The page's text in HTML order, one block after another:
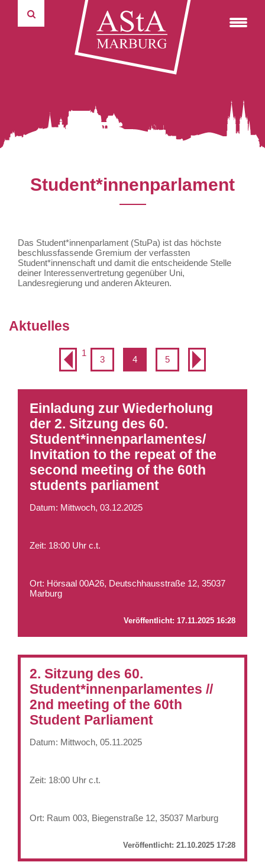
Fahrradverleihsystem
Kulturticket
Autonome Tutorien
studentische und universitäre Selbstverwaltung
Informations- & Kommunikationstechnik
75 Jahre marburger Politikwissenschaft
autonome Tutorien
Pressemitteilungen
Reader & weiterer Lesestoff
Satzungen und Ordnungen
Student*innenparlament
Das Student*innenparlament (StuPa) ist das höchste
beschlussfassende Gremium der verfassten
Student*innenschaft und damit die entscheidende Stelle
deiner Interessenvertretung gegenüber Uni,
Landesregierung und anderen Akteuren.
Aktuelles
1
3 4 5
Einladung zur Wiederholung
der 2. Sitzung des 60.
Student*innenparlamentes/
Invitation to the repeat of the
second meeting of the 60th
students parliament
Datum: Mittwoch, 03.12.2025
Zeit: 18:00 Uhr c.t.
Ort: Hörsaal 00A26, Deutschhausstraße 12, 35037
Marburg
Veröffentlicht: 17.11.2025 16:28
2. Sitzung des 60.
Student*innenparlamentes //
2nd meeting of the 60th
Student Parliament
Datum: Mittwoch, 05.11.2025
Zeit: 18:00 Uhr c.t.
Ort: Raum 003, Biegenstraße 12, 35037 Marburg
Veröffentlicht:21.10.2025 17:28